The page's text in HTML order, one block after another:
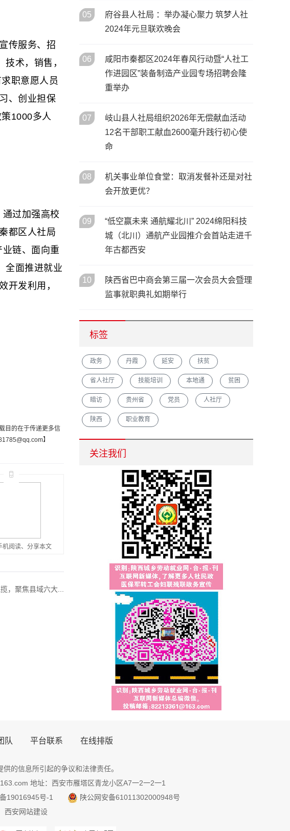
传服务、招
术，销售，
职意愿人员
、创业担保
1000多人
过加强高校
都区人社局
业链、面向重
全面推进就业
开发利用，
目的在于传递更多信
】
机阅读、分享本文
，聚焦县域六大...
05
府谷县人社局 ：举办凝心聚力 筑梦人社
2024年元旦联欢晚会
06
咸阳市秦都区2024年春风行动暨“人社工
作进园区”装备制造产业园专场招聘会隆
重举办
07
岐山县人社局组织2026年无偿献血活动
12名干部职工献血2600毫升践行初心使
命
08
机关事业单位食堂：取消发餐补还是对社
会开放更优？
09
“低空赢未来 通航耀北川” 2024绵阳科技
城（北川）通航产业园推介会首站走进千
年古都西安
10
陕西省巴中商会第三届一次会员大会暨理
监事就职典礼如期举行
标签
政务 丹霞 延安 扶贫
省人社厅 技能培训 本地通 贫困
暗访 贵州省 党员 人社厅
陕西 职业教育
汉中市重点培育农村创业致富带头人促脱贫增收
关注我们
队 平台联系 在线排版
的信息所引起的争议和法律责任。
地址：西安市雁塔区青龙小区A7一2一2一1
19016945号-1
陕公网安备61011302000948号
西安网站建设